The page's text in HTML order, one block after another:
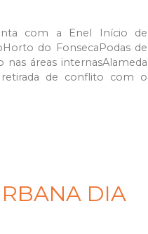
com a Enel Início de
do FonsecaPodas de
áreas internasAlameda
de conflito com o
DIA